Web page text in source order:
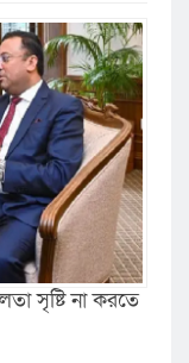
সৃষ্টি না করতে